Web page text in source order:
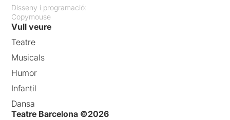
Disseny i programació:
Copymouse
Vull veure
Teatre
Musicals
Humor
Infantil
Dansa
Teatre Barcelona ©2026